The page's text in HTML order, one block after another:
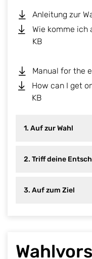
Anleitung zur
Wie komme ich
KB
Manual for the
How can I get
KB
1. Auf zur Wahl
2. Triff deine
3. Auf zum Ziel